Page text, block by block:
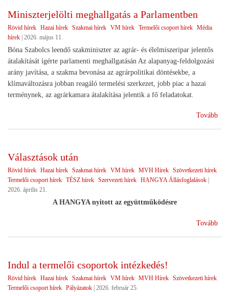
Miniszterjelölti meghallgatás a Parlamentben
Rövid hírek Hazai hírek Szakmai hírek VM hírek Termelői csoport hírek Média
hírek | 2026. május 11.
Bóna Szabolcs leendő szakminiszter az agrár- és élelmiszeripar jelentős
átalakítását ígérte parlamenti meghallgatásán Az alapanyag-feldolgozási
arány javítása, a szakma bevonása az agrárpolitikai döntésekbe, a
klímaváltozásra jobban reagáló termelési szerkezet, jobb piac a hazai
terménynek, az agrárkamara átalakítása jelentik a fő feladatokat.
Tovább
Választások után
Rövid hírek Hazai hírek Szakmai hírek VM hírek MVH Hírek Szövetkezeti hírek
Termelői csoport hírek TÉSZ hírek Szervezeti hírek HANGYA Állásfoglalások
2026. április 21.
A HANGYA nyitott az együttműködésre
Tovább
Indul a termelői csoportok intézkedés!
Rövid hírek Hazai hírek Szakmai hírek VM hírek MVH Hírek Szövetkezeti hírek
Termelői csoport hírek Pályázatok 2026. február 25.